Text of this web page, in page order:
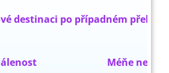
destinaci po případném
Méňe než